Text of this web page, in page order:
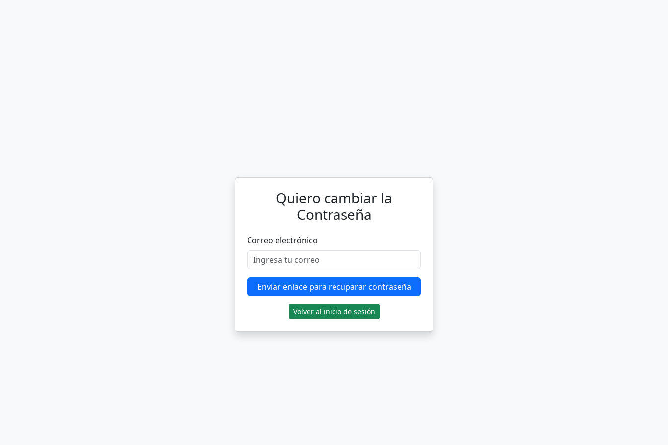
Quiero cambiar la
Contraseña
Correo electrónico
Enviar enlace para recuparar contraseña
Volver al inicio de sesión